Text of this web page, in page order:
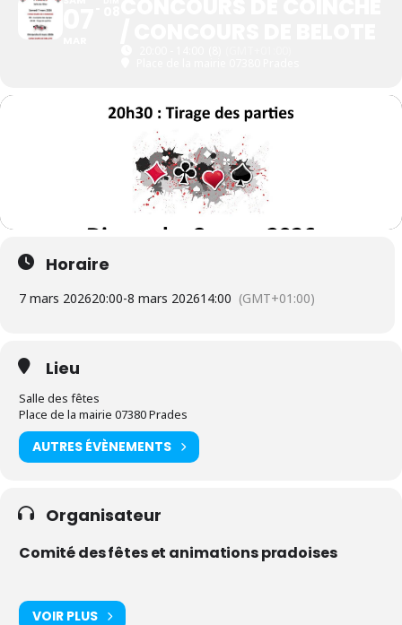
Horaire
7 mars 202620:00-8 mars 202614:00 (GMT+01:00)
Lieu
Salle des fêtes
Place de la mairie 07380 Prades
AUTRES ÉVÈNEMENTS
Organisateur
Comité des fêtes et animations pradoises
VOIR PLUS